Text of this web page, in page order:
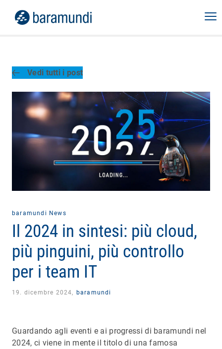
Vedi tutti i post
baramundi News
Il 2024 in sintesi: più cloud,
più pinguini, più controllo
per i team IT
19. dicembre 2024, baramundi
Guardando agli eventi e ai progressi di baramundi nel
2024, ci viene in mente il titolo di una famosa